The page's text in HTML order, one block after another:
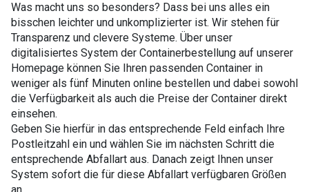
Was macht uns so besonders? Dass bei uns alles ein
bisschen leichter und unkomplizierter ist. Wir stehen für
Transparenz und clevere Systeme. Über unser
digitalisiertes System der Containerbestellung auf unserer
Homepage können Sie Ihren passenden Container in
weniger als fünf Minuten online bestellen und dabei sowohl
die Verfügbarkeit als auch die Preise der Container direkt
einsehen.
Geben Sie hierfür in das entsprechende Feld einfach Ihre
Postleitzahl ein und wählen Sie im nächsten Schritt die
entsprechende Abfallart aus. Danach zeigt Ihnen unser
System sofort die für diese Abfallart verfügbaren Größen